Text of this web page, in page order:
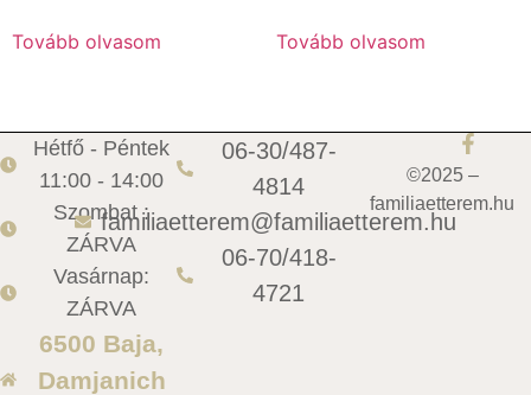
Tovább olvasom Tovább olvasom
Hétfő - Péntek
11:00 - 14:00
Szombat :
ZÁRVA
Vasárnap:
ZÁRVA
6500 Baja,
Damjanich
06-30/487-
4814
familiaetterem@familiaetterem.hu
06-70/418-
4721
©2025 –
familiaetterem.hu